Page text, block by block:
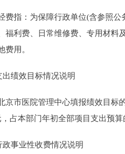
指：为保障行政单位(含参照公
福利费、日常维修费、专用材料
费用。
绩效目标情况说明
市医院管理中心填报绩效目标的
，占本部门年初全部项目支出预算
事业性收费情况说明